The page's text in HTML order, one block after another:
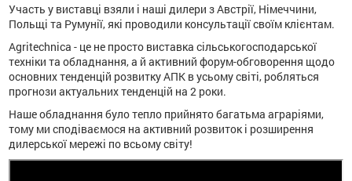
Участь у виставці взяли і наші дилери з Австрії, Німеччини,
Польщі та Румунії, які проводили консультації своїм клієнтам.
Agritechnica - це не просто виставка сільськогосподарської
техніки та обладнання, а й активний форум-обговорення щодо
основних тенденцій розвитку АПК в усьому світі, робляться
прогнози актуальних тенденцій на 2 роки.
Наше обладнання було тепло прийнято багатьма аграріями,
тому ми сподіваємося на активний розвиток і розширення
дилерської мережі по всьому світу!